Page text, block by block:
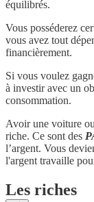
équilibrés.
Vous posséderez
vous avez tout
financièrement.
Si vous voulez
à investir avec un
consommation.
Avoir une voiture
riche. Ce sont des
l’argent. Vous
l'argent travaille
Les riches